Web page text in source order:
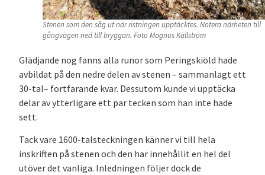
Stenen som den såg ut när ristningen upptäcktes. Notera närheten till
gångvägen ned till bryggan. Foto Magnus Källström
Glädjande nog fanns alla runor som Peringskiöld hade
avbildat på den nedre delen av stenen – sammanlagt ett
30-tal– fortfarande kvar. Dessutom kunde vi upptäcka
delar av ytterligare ett par tecken som han inte hade
sett.
Tack vare 1600-talsteckningen känner vi till hela
inskriften på stenen och den har innehållit en hel del
utöver det vanliga. Inledningen följer dock de